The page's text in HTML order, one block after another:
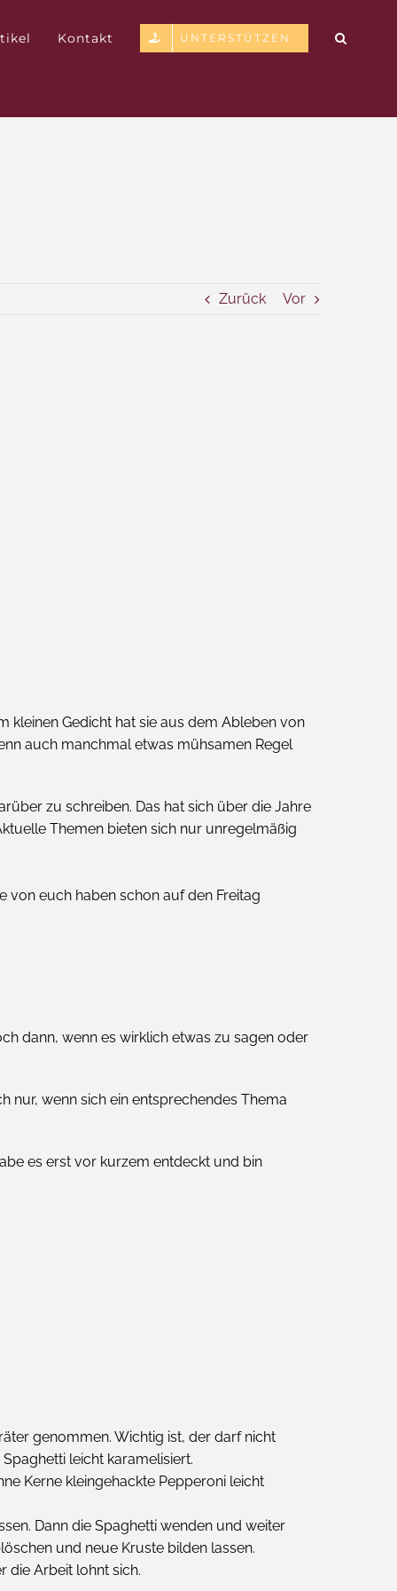
Kontakt UNTERSTÜTZEN
Zurück Vor
kleinen Gedicht hat sie aus dem Ableben von
auch manchmal etwas mühsamen Regel
zu schreiben. Das hat sich über die Jahre
Themen bieten sich nur unregelmäßig
von euch haben schon auf den Freitag
dann, wenn es wirklich etwas zu sagen oder
nur, wenn sich ein entsprechendes Thema
es erst vor kurzem entdeckt und bin
genommen. Wichtig ist, der darf nicht
leicht karamelisiert.
Kerne kleingehackte Pepperoni leicht
Dann die Spaghetti wenden und weiter
und neue Kruste bilden lassen.
die Arbeit lohnt sich.